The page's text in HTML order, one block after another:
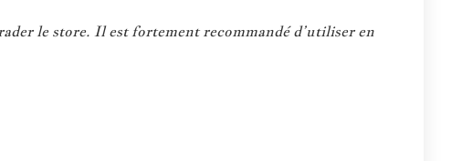
le store. Il est fortement recommandé d’utiliser en